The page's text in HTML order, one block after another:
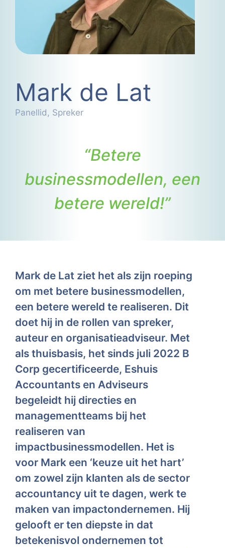
Mark de Lat
Panellid, Spreker
“Betere
businessmodellen, een
betere wereld!”
Mark de Lat ziet het als zijn roeping
om met betere businessmodellen,
een betere wereld te realiseren. Dit
doet hij in de rollen van spreker,
auteur en organisatieadviseur. Met
als thuisbasis, het sinds juli 2022 B
Corp gecertificeerde, Eshuis
Accountants en Adviseurs
begeleidt hij directies en
managementteams bij het
realiseren van
impactbusinessmodellen. Het is
voor Mark een ‘keuze uit het hart’
om zowel zijn klanten als de sector
accountancy uit te dagen, werk te
maken van impactondernemen. Hij
gelooft er ten diepste in dat
betekenisvol ondernemen tot